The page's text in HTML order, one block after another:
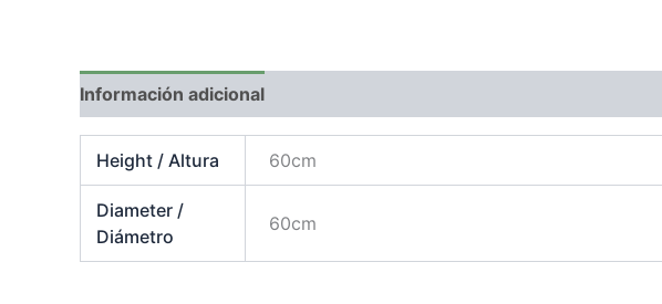
Información adicional
Height / Altura 60cm
Diameter /
Diámetro
60cm